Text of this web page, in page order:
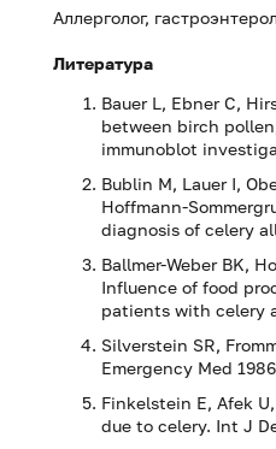
Аллерголог,
Литература
Bauer L, Ebner C,
between birch
immunoblot
Bublin M, Lauer I,
Hoffmann-
diagnosis of celery
Ballmer-Weber BK,
Influence of food
patients with celery
Silverstein SR,
Emergency Med
Finkelstein E, Afek
due to celery. Int J